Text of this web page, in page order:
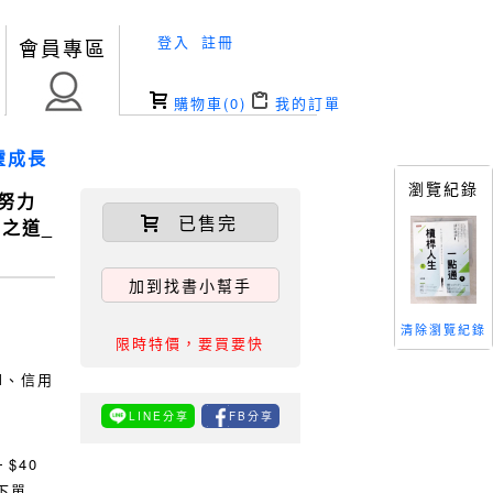
會員專區 登入 註冊
購物車(0) 我的訂單
成長
力
道_
信用
$40
已售完
加到找書小幫手
限時特價，要買要快
LINE分享 FB分享
瀏覽紀錄
清除瀏覽紀錄